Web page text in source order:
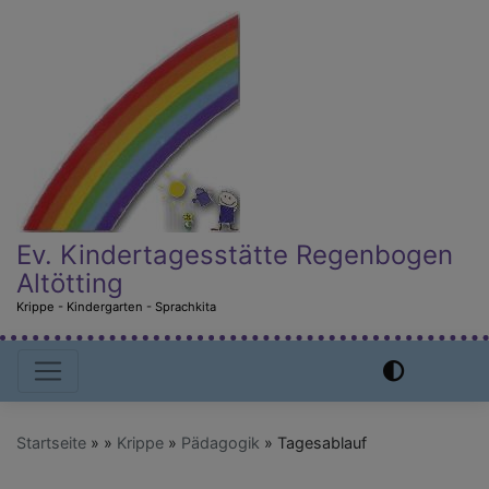
Ev. Kindertagesstätte Regenbogen
Altötting
Krippe - Kindergarten - Sprachkita
Hauptnavigation
Startseite Krippe Pädagogik Tagesablauf